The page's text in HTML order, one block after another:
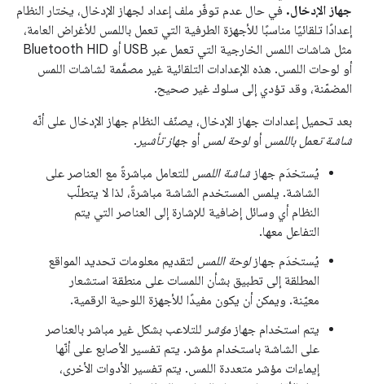
جهاز الإدخال. في حال عدم توفّر ملف إعداد لجهاز الإدخال، يختار النظام
إعدادًا تلقائيًا مناسبًا للأجهزة الطرفية التي تعمل باللمس للأغراض العامة،
مثل شاشات اللمس الخارجية التي تعمل عبر USB أو Bluetooth HID
أو لوحات اللمس. هذه الإعدادات التلقائية غير مصمَّمة لشاشات اللمس
المضمّنة، وقد تؤدي إلى سلوك غير صحيح.
بعد تحميل إعدادات جهاز الإدخال، يصنّف النظام جهاز الإدخال على أنّه
شاشة تعمل باللمس أولوحة لمس أو جهاز تأشير .
يُستخدَم جهازشاشة اللمس للتعامل مباشرةً مع العناصر على
الشاشة. يلمس المستخدم الشاشة مباشرةً، لذا لا يتطلّب
النظام أي وسائل إضافية للإشارة إلى العناصر التي يتم
التفاعل معها.
يُستخدَم جهازلوحة اللمس لتقديم معلومات تحديد المواقع
المطلقة إلى تطبيق بشأن اللمسات على منطقة استشعار
معيّنة. ويمكن أن يكون مفيدًا للأجهزة اللوحية الرقمية.
يتم استخدام جهاز مؤشر للتلاعب بشكل غير مباشر بالعناصر
على الشاشة باستخدام مؤشر. يتم تفسير الأصابع على أنّها
إيماءات مؤشر متعددة اللمس. يتم تفسير الأدوات الأخرى،